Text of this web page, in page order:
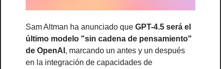
Sam Altman ha anunciado que GPT-4.5 será el
último modelo "sin cadena de pensamiento"
de OpenAI , marcando un antes y un después
en la integración de capacidades de